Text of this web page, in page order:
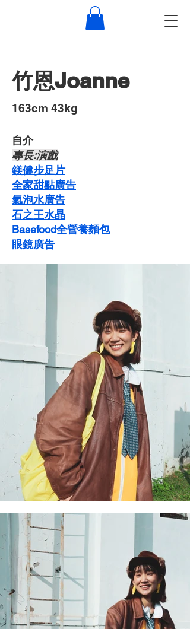
竹恩Joanne
​163cm 43kg
自介 ​
​專長:演戲
​鎂健步足片
全家甜點廣告
​氣泡水廣告
石之王水晶
Basefood全營養麵包
​眼鏡廣告